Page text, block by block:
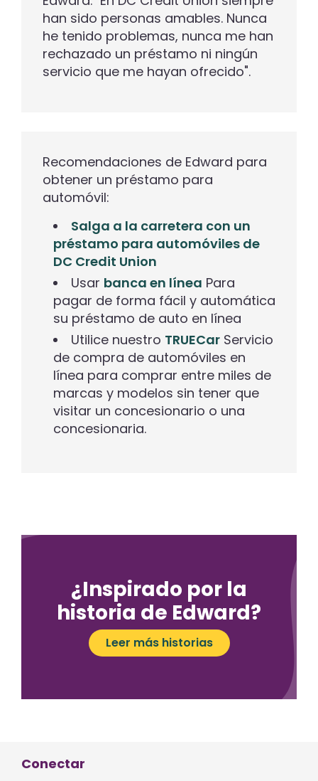
han sido personas amables. Nunca
he tenido problemas, nunca me han
rechazado un préstamo ni ningún
servicio que me hayan ofrecido".
Recomendaciones de Edward para
obtener un préstamo para
automóvil:
Salga a la carretera con un
préstamo para automóviles de
DC Credit Union
Usar banca en línea Para
pagar de forma fácil y automática
su préstamo de auto en línea
Utilice nuestro TRUECar Servicio
de compra de automóviles en
línea para comprar entre miles de
marcas y modelos sin tener que
visitar un concesionario o una
concesionaria.
¿Inspirado por la
historia de Edward?
Leer más historias
Conectar